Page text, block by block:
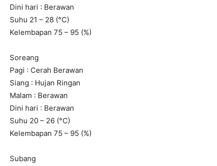
Dini hari : Berawan
Suhu 21 – 28 (°C)
Kelembapan 75 – 95 (%)
Soreang
Pagi : Cerah Berawan
Siang : Hujan Ringan
Malam : Berawan
Dini hari : Berawan
Suhu 20 – 26 (°C)
Kelembapan 75 – 95 (%)
Subang